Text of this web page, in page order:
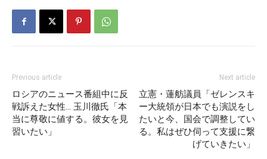
Previous article
ロシアのニュース番組中に反
戦訴えた女性… 玉川徹氏「本
当に尊敬に値する。彼女を見
習いたい」
Next article
立憲・蓮舫議員「ゼレンスキ
ー大統領が日本でも演説をし
たいと今、国会で調整してい
る。私はぜひ伺って支援に繋
げていきたい」